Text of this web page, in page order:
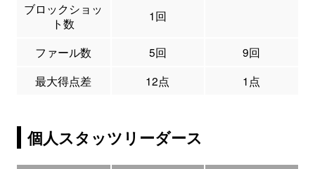
ブロックショッ
ト数
1回
ファール数 5回
9回
最大得点差
12点 1点
個人スタッツリーダース